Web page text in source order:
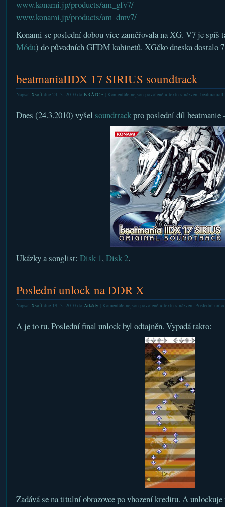
www.konami.jp/products/am_gfv7/
www.konami.jp/products/am_dmv7/
Konami se poslední dobou více zaměřovala na XG. V7 je spíš
Módu) do původních GFDM kabinetů. XGčko dneska dostalo
beatmaniaIIDX 17 SIRIUS soundtrack
Napsal Xsoftdne 24. 3. 2010 do KRÁTCE| Komentáře nejsou povolenéu textu s názvem
Dnes (24.3.2010) vyšel soundtrackpro poslední díl beatmanie
Ukázky a songlist: Disk 1,Disk 2.
Poslední unlock na DDR X
Napsal Xsoftdne 19. 3. 2010 do Arkády| Komentáře nejsou povolenéu textu s názvem Poslední
A je to tu. Poslední final unlock byl odtajněn. Vypadá takto:
Zadává se na titulní obrazovce po vhození kreditu. A